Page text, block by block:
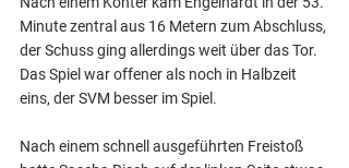
Minute zentral aus 16 Metern zum Abschluss,
der Schuss ging allerdings weit über das Tor.
Das Spiel war offener als noch in Halbzeit
eins, der SVM besser im Spiel.
Nach einem schnell ausgeführten Freistoß